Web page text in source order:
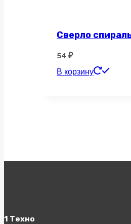
Сверло
54 ₽
В корзину
1 Техно